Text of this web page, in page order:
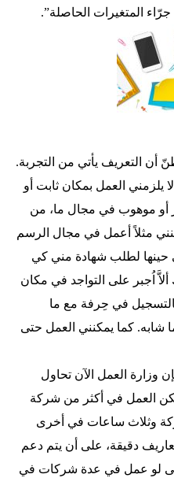
المتغيرات الحاصلة”.
أن التعريف يأتي من التجربة.
يلزمني العمل بمكان ثابت أو
أو موهوب في مجال ما، من
مثلاً أعمل في مجال الرسم
حينها لطلب شهادة مني كي
اُجبر على التواجد في مكان
في حِرفة مع ما
كما يمكنني العمل حتى
وزارة العمل الآن تحاول
العمل في أكثر من شركة
وثلاث ساعات في أخرى
دقيقة، على أن يتم دعم
حتى لو عمل في عدة شركات في